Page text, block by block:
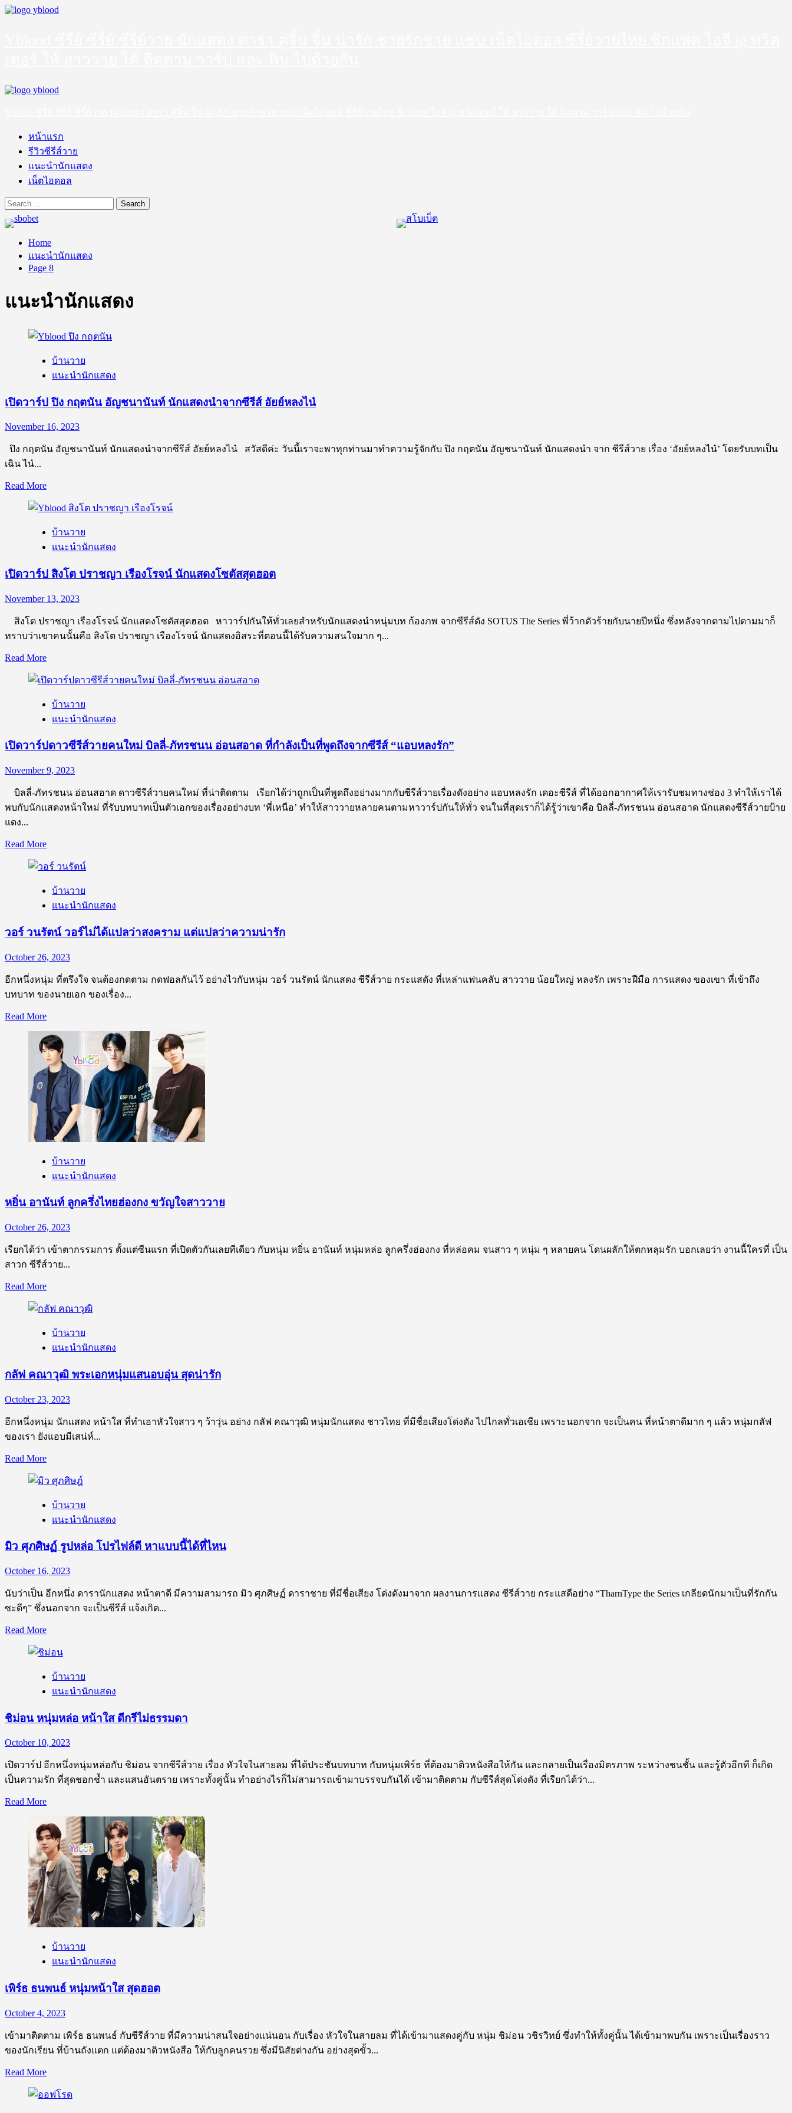
Skip
Primary
หน้าแรก
รีวิวซีรีส์วาย
แนะนำนักแสดง
เน็ตไอดอล
Search
for:
Home
แนะนำนักแสดง
Page 8
แนะนำนักแสดง
บ้านวาย
แนะนำนักแสดง
เปิดวาร์ป ปิง กฤตนัน อัญชนานันท์ นักแสดงนำจากซีรีส์ อัยย์หลงไน๋
November 16, 2023
ปิง กฤตนัน อัญชนานันท์ นักแสดงนำจากซีรีส์ อัยย์หลงไน๋ สวัสดีค่ะ วันนี้เราจะพาทุกท่านมาทำความรู้จักกับ ปิง กฤตนัน อัญชนานันท์ นักแสดงนำ จาก ซีรีส์วาย เรื่อง ‘อัยย์หลงไน๋’ โดยรับบทเป็น
เฉิน ไน๋...
Read MoreRead
about
วาร์
ก
อัญ
ชนา
แสดง
จาก
ซี
รีส์
หลง
บ้านวาย
แนะนำนักแสดง
เปิดวาร์ป สิงโต ปราชญา เรืองโรจน์ นักแสดงโซตัสสุดฮอต
November 13, 2023
สิงโต ปราชญา เรืองโรจน์ นักแสดงโซตัสสุดฮอต หาวาร์ปกันให้ทั่วเลยสำหรับนักแสดงนำหนุ่มบท ก้องภพ จากซีรีส์ดัง SOTUS The Series พี่ว้ากตัวร้ายกับนายปีหนึ่ง ซึ่งหลังจากตามไปตามมาก็
ทราบว่าเขาคนนั้นคือ สิงโต ปราชญา เรืองโรจน์ นักแสดงอิสระที่ตอนนี้ได้รับความสนใจมาก ๆ...
Read MoreRead
about
วาร์
ปราชญา
เรือง
นัก
แส
สุด
บ้านวาย
แนะนำนักแสดง
เปิดวาร์ปดาวซีรีส์วายคนใหม่ บิลลี่-ภัทรชนน อ่อนสอาด ที่กำลังเป็นที่พูดถึงจากซีรีส์ “แอบหลงรัก”
November 9, 2023
บิลลี่-ภัทรชนน อ่อนสอาด ดาวซีรีส์วายคนใหม่ ที่น่าติดตาม เรียกได้ว่าถูกเป็นที่พูดถึงอย่างมากกับซีรีส์วายเรื่องดังอย่าง แอบหลงรัก เดอะซีรีส์ ที่ได้ออกอากาศให้เรารับชมทางช่อง 3 ทำให้เราได้
พบกับนักแสดงหน้าใหม่ ที่รับบทบาทเป็นตัวเอกของเรื่องอย่างบท ‘พี่เหนือ’ ทำให้สาววายหลายคนตามหาวาร์ปกันให้ทั่ว จนในที่สุดเราก็ได้รู้ว่าเขาคือ บิลลี่-ภัทรชนน อ่อนสอาด นักแสดงซีรีส์วายป้าย
แดง...
Read MoreRead
about
วาร์
ปดาว
รีส์
ใหม่
บิล
ชนน
อ่อน
สอาด
ที่
กำลัง
เป็น
ที่
พูด
ถึง
จาก
รีส์
หลง
รัก”
บ้านวาย
แนะนำนักแสดง
วอร์ วนรัตน์ วอร์ไม่ได้แปลว่าสงคราม แต่แปลว่าความน่ารัก
October 26, 2023
อีกหนึ่งหนุ่ม ที่ตรึงใจ จนต้องกดตาม กดฟอลกันไว้ อย่างไวกับหนุ่ม วอร์ วนรัตน์ นักแสดง ซีรีส์วาย กระแสดัง ที่เหล่าแฟนคลับ สาววาย น้อยใหญ่ หลงรัก เพราะฝีมือ การแสดง ของเขา ที่เข้าถึง
บทบาท ของนายเอก ของเรื่อง...
Read MoreRead
about
วอร์
วน
รัตน์
วอร์
ไม่
ได้
แปล
สงคราม
แต่
แปล
ความ
รัก
บ้านวาย
แนะนำนักแสดง
หยิ่น อานันท์ ลูกครึ่งไทยฮ่องกง ขวัญใจสาววาย
October 26, 2023
เรียกได้ว่า เข้าตากรรมการ ตั้งแต่ซีนแรก ที่เปิดตัวกันเลยทีเดียว กับหนุ่ม หยิ่น อานันท์ หนุ่มหล่อ ลูกครึ่งฮ่องกง ที่หล่อคม จนสาว ๆ หนุ่ม ๆ หลายคน โดนผลักให้ตกหลุมรัก บอกเลยว่า งานนี้ใครที่ เป็น
สาวก ซีรีส์วาย...
Read MoreRead
about
อานันท์
ลูก
ไทย
สาว
วาย
บ้านวาย
แนะนำนักแสดง
กลัฟ คณาวุฒิ พระเอกหนุ่มแสนอบอุ่น สุดน่ารัก
October 23, 2023
อีกหนึ่งหนุ่ม นักแสดง หน้าใส ที่ทำเอาหัวใจสาว ๆ ว้าวุ่น อย่าง กลัฟ คณาวุฒิ หนุ่มนักแสดง ชาวไทย ที่มีชื่อเสียงโด่งดัง ไปไกลทั่วเอเชีย เพราะนอกจาก จะเป็นคน ที่หน้าตาดีมาก ๆ แล้ว หนุ่มกลัฟ
ของเรา ยังแอบมีเสน่ห์...
Read MoreRead
about
คณา
วุฒิ
หนุ่ม
แสน
สุด
น่า
บ้านวาย
แนะนำนักแสดง
มิว ศุภศิษฏ์ รูปหล่อ โปรไฟล์ดี หาแบบนี้ได้ที่ไหน
October 16, 2023
นับว่าเป็น อีกหนึ่ง ดารานักแสดง หน้าตาดี มีความสามารถ มิว ศุภศิษฏ์ ดาราชาย ที่มีชื่อเสียง โด่งดังมาจาก ผลงานการแสดง ซีรีส์วาย กระแสดีอย่าง “TharnType the Series เกลียดนักมาเป็นที่รักกัน
ซะดีๆ” ซึ่งนอกจาก จะเป็นซีรีส์ แจ้งเกิด...
Read MoreRead
about
ศุภ
ศิษฏ์
หล่อ
โปรไฟล์
หา
แบบ
ไหน
บ้านวาย
แนะนำนักแสดง
ชิม่อน หนุ่มหล่อ หน้าใส ดีกรีไม่ธรรมดา
October 10, 2023
เปิดวาร์ป อีกหนึ่งหนุ่มหล่อกับ ชิม่อน จากซีรีส์วาย เรื่อง หัวใจในสายลม ที่ได้ประชันบทบาท กับหนุ่มเพิร์ธ ที่ต้องมาติวหนังสือให้กัน และกลายเป็นเรื่องมิตรภาพ ระหว่างชนชั้น และรู้ตัวอีกที ก็เกิด
เป็นความรัก ที่สุดชอกช้ำ และแสนอันตราย เพราะทั้งคู่นั้น ทำอย่างไรก็ไม่สามารถเข้ามาบรรจบกันได้ เข้ามาติดตาม กับซีรีส์สุดโด่งดัง ที่เรียกได้ว่า...
Read MoreRead
about
ชิ
ม่อน
หนุ่ม
หล่อ
หน้า
ใส
ดีกรี
ธรรมดา
บ้านวาย
แนะนำนักแสดง
เพิร์ธ ธนพนธ์ หนุ่มหน้าใส สุดฮอต
October 4, 2023
เข้ามาติดตาม เพิร์ธ ธนพนธ์ กับซีรีส์วาย ที่มีความน่าสนใจอย่างแน่นอน กับเรื่อง หัวใจในสายลม ที่ได้เข้ามาแสดงคู่กับ หนุ่ม ชิม่อน วชิรวิทย์ ซึ่งทำให้ทั้งคู่นั้น ได้เข้ามาพบกัน เพราะเป็นเรื่องราว
ของนักเรียน ที่บ้านถังแตก แต่ต้องมาติวหนังสือ ให้กับลูกคนรวย ซึ่งมีนิสัยต่างกัน อย่างสุดขั้ว...
Read MoreRead
about